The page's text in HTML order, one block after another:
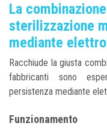
La
sterilizzazione
mediante
Racchiude la giusta
fabbricanti sono
persistenza mediante
Funzionamento